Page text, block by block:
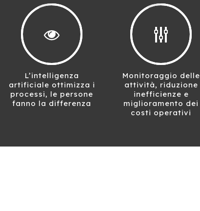
L’intelligenza
artificiale ottimizza i
processi, le persone
fanno la differenza
Monitoraggio delle
attività, riduzione
inefficienze e
miglioramento dei
costi operativi